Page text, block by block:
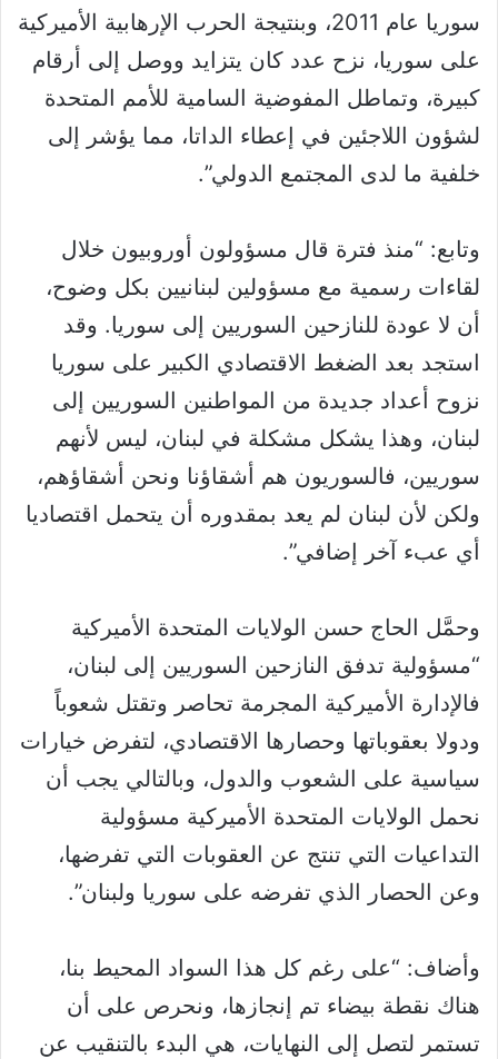
سوريا عام 2011، وبنتيجة الحرب الإرهابية الأميركية
على سوريا، نزح عدد كان يتزايد ووصل إلى أرقام
كبيرة، وتماطل المفوضية السامية للأمم المتحدة
لشؤون اللاجئين في إعطاء الداتا، مما يؤشر إلى
خلفية ما لدى المجتمع الدولي”.
وتابع: “منذ فترة قال مسؤولون أوروبيون خلال
لقاءات رسمية مع مسؤولين لبنانيين بكل وضوح،
أن لا عودة للنازحين السوريين إلى سوريا. وقد
استجد بعد الضغط الاقتصادي الكبير على سوريا
نزوح أعداد جديدة من المواطنين السوريين إلى
لبنان، وهذا يشكل مشكلة في لبنان، ليس لأنهم
سوريين، فالسوريون هم أشقاؤنا ونحن أشقاؤهم،
ولكن لأن لبنان لم يعد بمقدوره أن يتحمل اقتصاديا
أي عبء آخر إضافي”.
وحمَّل الحاج حسن الولايات المتحدة الأميركية
“مسؤولية تدفق النازحين السوريين إلى لبنان،
فالإدارة الأميركية المجرمة تحاصر وتقتل شعوباً
ودولا بعقوباتها وحصارها الاقتصادي، لتفرض خيارات
سياسية على الشعوب والدول، وبالتالي يجب أن
نحمل الولايات المتحدة الأميركية مسؤولية
التداعيات التي تنتج عن العقوبات التي تفرضها،
وعن الحصار الذي تفرضه على سوريا ولبنان”.
وأضاف: “على رغم كل هذا السواد المحيط بنا،
هناك نقطة بيضاء تم إنجازها، ونحرص على أن
تستمر لتصل إلى النهايات، هي البدء بالتنقيب عن